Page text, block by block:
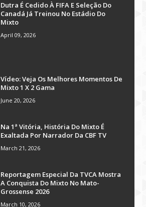
Dutra É Cedido À FIFA E Seleção Do
Canadá Já Treinou No Estádio Do
Mixto
April 09, 2026
Vídeo: Veja Os Melhores Momentos De
Mixto 1 X 2 Gama
June 20, 2026
Na 1ª Vitória, História Do Mixto É
Exaltada Por Narrador Da CBF TV
March 21, 2026
Reportagem Especial Da TVCA Mostra
A Conquista Do Mixto No Mato-
Grossense 2026
March 10, 2026